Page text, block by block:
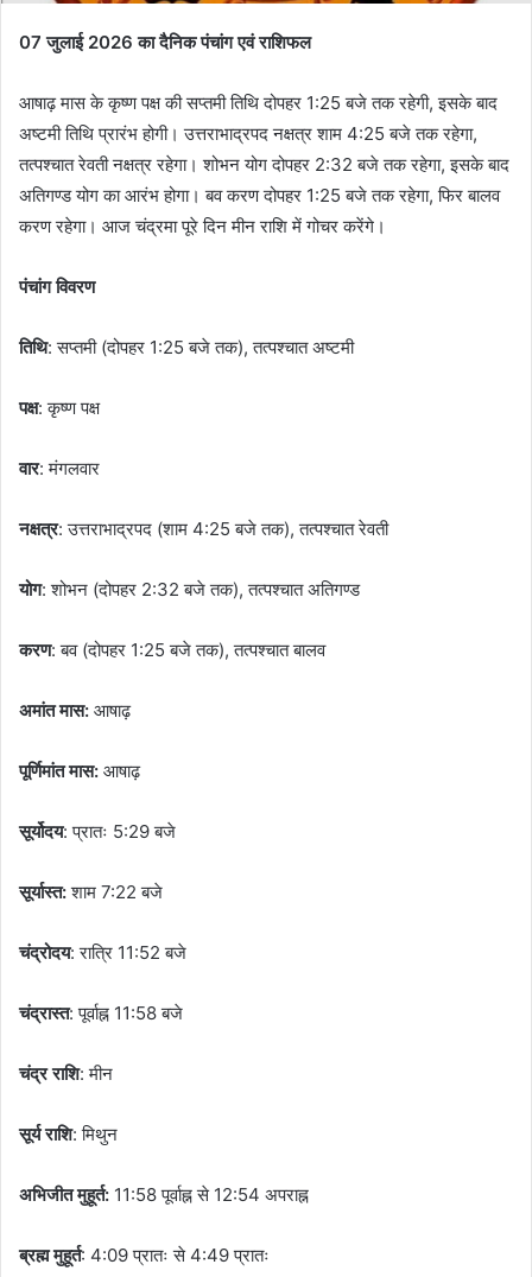
07 जुलाई 2026 का दैनिक पंचांग एवं राशिफल
आषाढ़ मास के कृष्ण पक्ष की सप्तमी तिथि दोपहर 1:25 बजे तक रहेगी, इसके बाद
अष्टमी तिथि प्रारंभ होगी। उत्तराभाद्रपद नक्षत्र शाम 4:25 बजे तक रहेगा,
तत्पश्चात रेवती नक्षत्र रहेगा। शोभन योग दोपहर 2:32 बजे तक रहेगा, इसके बाद
अतिगण्ड योग का आरंभ होगा। बव करण दोपहर 1:25 बजे तक रहेगा, फिर बालव
करण रहेगा। आज चंद्रमा पूरे दिन मीन राशि में गोचर करेंगे।
पंचांग विवरण
तिथि: सप्तमी (दोपहर 1:25 बजे तक), तत्पश्चात अष्टमी
पक्ष: कृष्ण पक्ष
वार: मंगलवार
नक्षत्र: उत्तराभाद्रपद (शाम 4:25 बजे तक), तत्पश्चात रेवती
योग: शोभन (दोपहर 2:32 बजे तक), तत्पश्चात अतिगण्ड
करण: बव (दोपहर 1:25 बजे तक), तत्पश्चात बालव
अमांत मास: आषाढ़
पूर्णिमांत मास: आषाढ़
सूर्योदय: प्रातः 5:29 बजे
सूर्यास्त:शाम 7:22 बजे
चंद्रोदय: रात्रि 11:52 बजे
चंद्रास्त: पूर्वाह्न 11:58 बजे
चंद्र राशि: मीन
सूर्य राशि: मिथुन
अभिजीत मुहूर्त: 11:58 पूर्वाह्न से 12:54 अपराह्न
ब्रह्म मुहूर्त: 4:09 प्रातः से 4:49 प्रातः